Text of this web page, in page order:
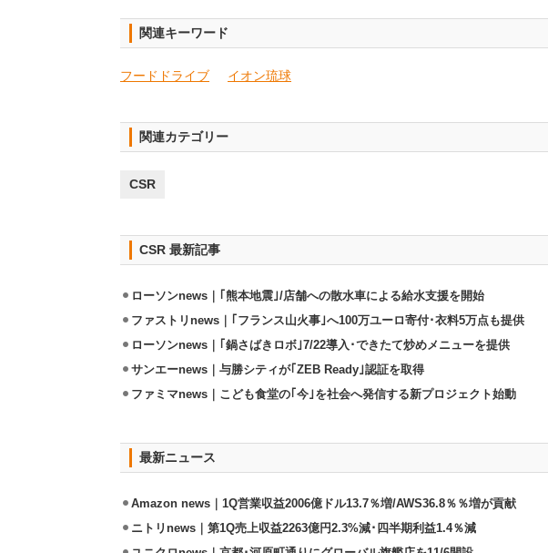
関連キーワード
フードドライブ イオン琉球
関連カテゴリー
CSR
CSR 最新記事
ローソンnews｜｢熊本地震｣/店舗への散水車による給水支援を開始
ファストリnews｜｢フランス山火事｣へ100万ユーロ寄付･衣料5万点も提供
ローソンnews｜｢鍋さばきロボ｣7/22導入･できたて炒めメニューを提供
サンエーnews｜与勝シティが｢ZEB Ready｣認証を取得
ファミマnews｜こども食堂の｢今｣を社会へ発信する新プロジェクト始動
最新ニュース
Amazon news｜1Q営業収益2006億ドル13.7％増/AWS36.8％％増が貢献
ニトリnews｜第1Q売上収益2263億円2.3%減･四半期利益1.4％減